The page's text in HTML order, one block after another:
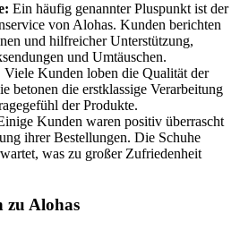
Ein häufig genannter Pluspunkt ist der
von Alohas. Kunden berichten
und hilfreicher Unterstützung,
und Umtäuschen.
Viele Kunden loben die Qualität der
betonen die erstklassige Verarbeitung
der Produkte.
Kunden waren positiv überrascht
ihrer Bestellungen. Die Schuhe
was zu großer Zufriedenheit
zu Alohas